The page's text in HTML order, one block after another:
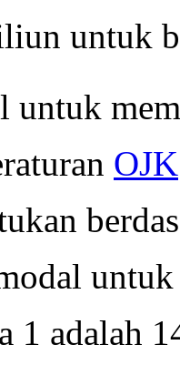
untuk
untuk
OJK
1 adalah